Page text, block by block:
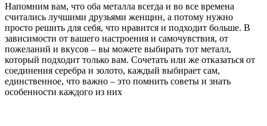
Напомним вам, что оба металла всегда и во все времена
считались лучшими друзьями женщин, а потому нужно
просто решить для себя, что нравится и подходит больше. В
зависимости от вашего настроения и самочувствия, от
пожеланий и вкусов – вы можете выбирать тот металл,
который подходит только вам. Сочетать или же отказаться от
соединения серебра и золото, каждый выбирает сам,
единственное, что важно – это помнить советы и знать
особенности каждого из них